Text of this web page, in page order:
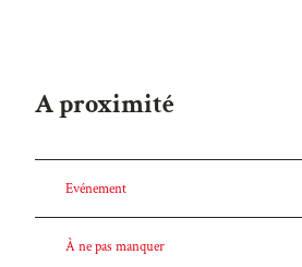
A proximité
Evénement
À ne pas manquer